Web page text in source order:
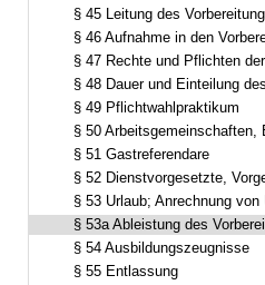
§ 45 Leitung des
§ 46 Aufnahme in den
§ 47 Rechte und Pflichten
§ 48 Dauer und Einteilung
§ 49 Pflichtwahlpraktikum
§ 50 Arbeitsgemeinschaften,
§ 51 Gastreferendare
§ 52 Dienstvorgesetzte,
§ 53 Urlaub; Anrechnung von Urlaubs- und
§ 53a Ableistung des
§ 54 Ausbildungszeugnisse
§ 55 Entlassung